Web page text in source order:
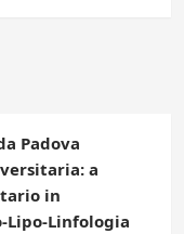
Padova
a
in
Lipo-Linfologia